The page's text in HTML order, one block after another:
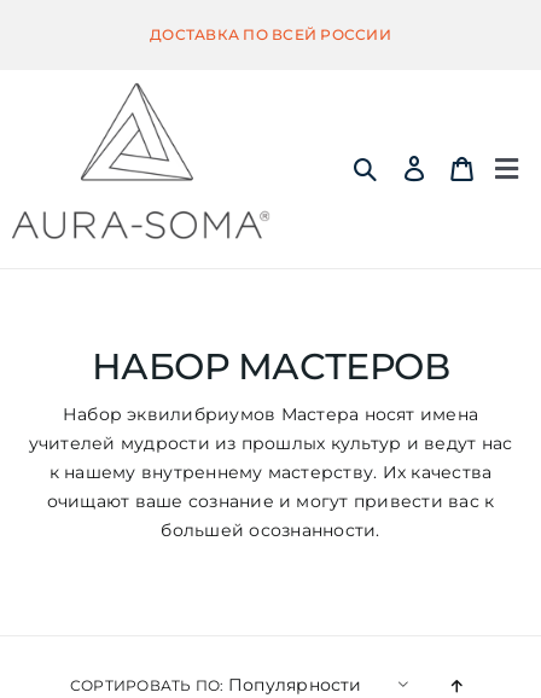
ДОСТАВКА ПО ВСЕЙ РОССИИ
ПОМАНДЕР
КВИНТЭССЕНЦИЯ
НАБОР МАСТЕРОВ
Набор эквилибриумов Мастера носят имена
учителей мудрости из прошлых культур и ведут нас
к нашему внутреннему мастерству. Их качества
очищают ваше сознание и могут привести вас к
большей осознанности.
СОРТИРОВАТЬ ПО: Популярности